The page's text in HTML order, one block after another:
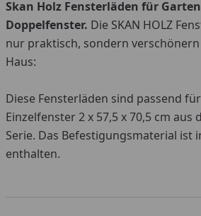
Skan Holz Fensterläden für
Doppelfenster. Die SKAN HOLZ
nur praktisch, sondern
Haus:
Diese Fensterläden sind passend für
Einzelfenster 2 x 57,5 x 70,5 cm aus
Serie. Das Befestigungsmaterial ist
enthalten.